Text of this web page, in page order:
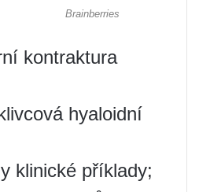
kontraktura
hyaloidní
klinické příklady;